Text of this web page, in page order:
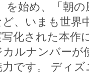
を始め、「朝
ど、いまも世
化された本作
ルナンバーが
です。 ディ